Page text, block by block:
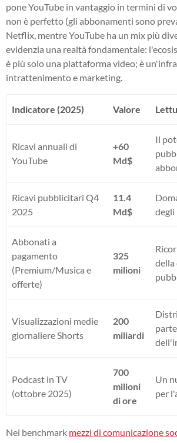
pone YouTube in vantaggio in termini di
non è perfetto (gli abbonamenti sono
Netflix, mentre YouTube ha un mix più
evidenzia una realtà fondamentale:
è più solo una piattaforma video; è
intrattenimento e marketing.
Indicatore (2025) Valore
Ricavi annuali di
YouTube
+60
Md$
Il
Ricavi pubblicitari Q4
2025
11.4
Md$
degli
Abbonati a
pagamento
(Premium/Musica e
offerte)
325
milioni
della
Visualizzazioni medie
giornaliere Shorts
200
miliardi
Podcast in TV
(ottobre 2025)
700
milioni
di ore
Un
per
Nei benchmark mezzi di comunicazione